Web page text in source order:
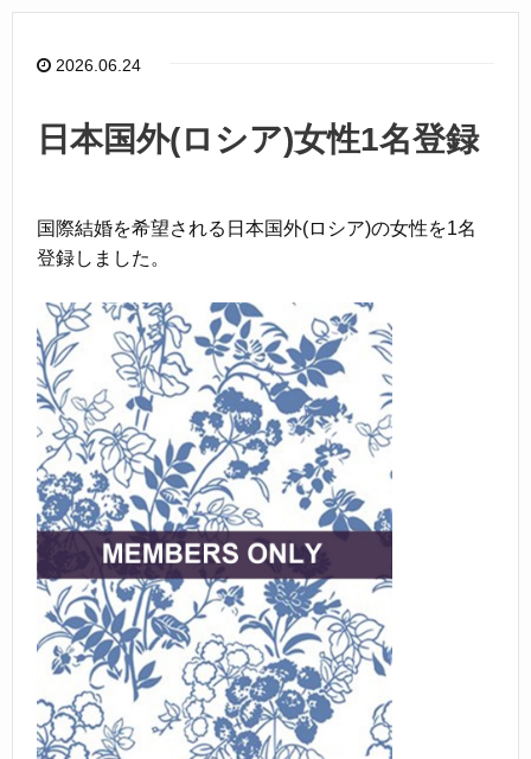
b
o
k
2026.06.24
日本国外(ロシア)女性1名登録
国際結婚を希望される日本国外(ロシア)の女性を1名
登録しました。